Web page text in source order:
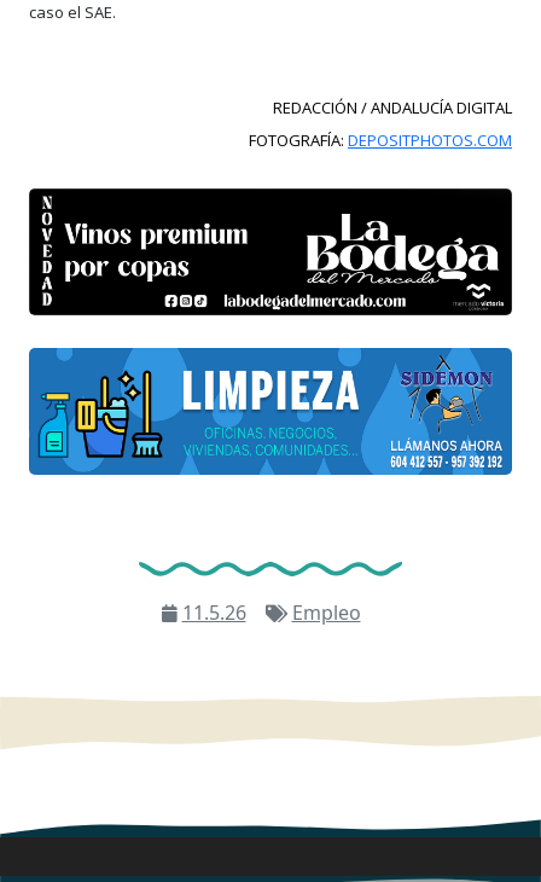
caso el SAE.
REDACCIÓN / ANDALUCÍA DIGITAL
FOTOGRAFÍA: DEPOSITPHOTOS.COM
11.5.26 Empleo